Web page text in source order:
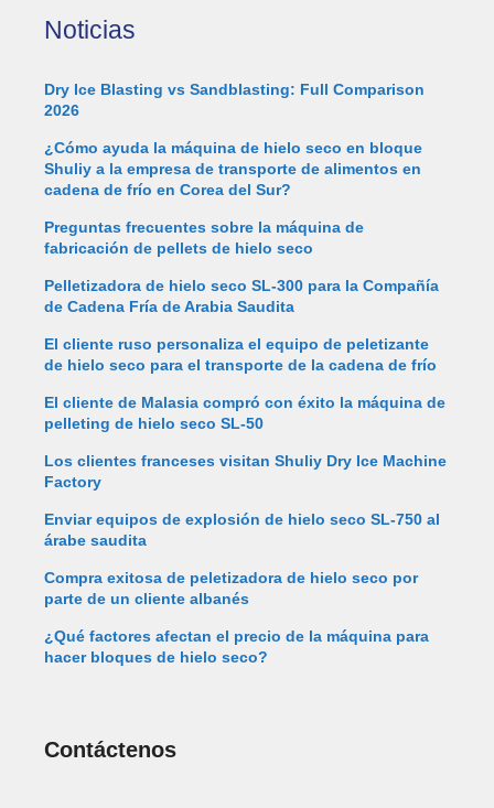
Noticias
Dry Ice Blasting vs Sandblasting: Full Comparison
2026
¿Cómo ayuda la máquina de hielo seco en bloque
Shuliy a la empresa de transporte de alimentos en
cadena de frío en Corea del Sur?
Preguntas frecuentes sobre la máquina de
fabricación de pellets de hielo seco
Pelletizadora de hielo seco SL-300 para la Compañía
de Cadena Fría de Arabia Saudita
El cliente ruso personaliza el equipo de peletizante
de hielo seco para el transporte de la cadena de frío
El cliente de Malasia compró con éxito la máquina de
pelleting de hielo seco SL-50
Los clientes franceses visitan Shuliy Dry Ice Machine
Factory
Enviar equipos de explosión de hielo seco SL-750 al
árabe saudita
Compra exitosa de peletizadora de hielo seco por
parte de un cliente albanés
¿Qué factores afectan el precio de la máquina para
hacer bloques de hielo seco?
Contáctenos